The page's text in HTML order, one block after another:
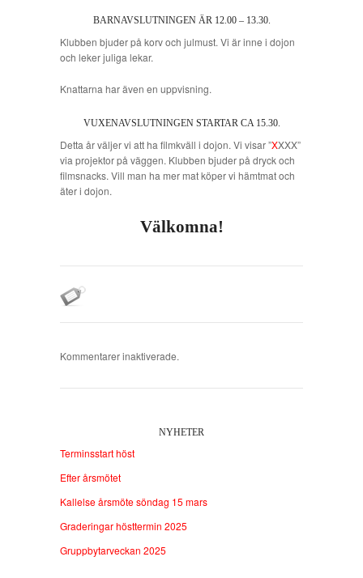
BARNAVSLUTNINGEN ÄR 12.00 – 13.30.
Klubben bjuder på korv och julmust. Vi är inne i dojon
och leker juliga lekar.
Knattarna har även en uppvisning.
VUXENAVSLUTNINGEN STARTAR CA 15.30.
Detta år väljer vi att ha filmkväll i dojon. Vi visar ”XXXX”
via projektor på väggen. Klubben bjuder på dryck och
filmsnacks. Vill man ha mer mat köper vi hämtmat och
äter i dojon.
Välkomna!
Kommentarer inaktiverade.
NYHETER
Terminsstart höst
Efter årsmötet
Kallelse årsmöte söndag 15 mars
Graderingar hösttermin 2025
Gruppbytarveckan 2025